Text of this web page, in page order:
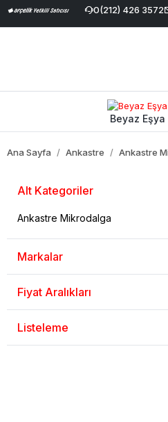
0(212) 426 3572
İndirimi | Geniş Ürün
Beyaz Eşya
Ana Sayfa Ankastre Ankastre
Alt Kategoriler
Ankastre Mikrodalga
Markalar
Fiyat Aralıkları
Listeleme